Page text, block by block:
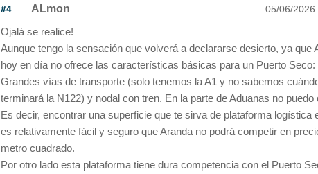
#4 ALmon 05/06/2026
Ojalá se realice!
Aunque tengo la sensación que volverá a declararse desierto, ya que
hoy en día no ofrece las características básicas para un Puerto Seco:
Grandes vías de transporte (solo tenemos la A1 y no sabemos
terminará la N122) y nodal con tren. En la parte de Aduanas no puedo
Es decir, encontrar una superficie que te sirva de plataforma logística
es relativamente fácil y seguro que Aranda no podrá competir en
metro cuadrado.
Por otro lado esta plataforma tiene dura competencia con el Puerto